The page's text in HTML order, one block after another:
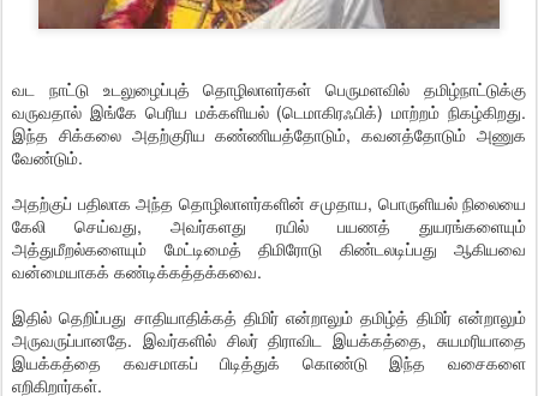
வட நாட்டு உடலுழைப்புத் தொழிலாளர்கள் பெருமளவில் தமிழ்நாட்டுக்கு
வருவதால் இங்கே பெரிய மக்களியல் (டெமாகிரஃபிக்) மாற்றம் நிகழ்கிறது.
இந்த சிக்கலை அதற்குரிய கண்ணியத்தோடும், கவனத்தோடும் அணுக
வேண்டும்.
அதற்குப் பதிலாக அந்த தொழிலாளர்களின் சமுதாய, பொருளியல் நிலையை
கேலி செய்வது, அவர்களது ரயில் பயணத் துயரங்களையும்
அத்துமீறல்களையும் மேட்டிமைத் திமிரோடு கிண்டலடிப்பது ஆகியவை
வன்மையாகக் கண்டிக்கத்தக்கவை.
இதில் தெறிப்பது சாதியாதிக்கத் திமிர் என்றாலும் தமிழ்த் திமிர் என்றாலும்
அருவருப்பானதே. இவர்களில் சிலர் திராவிட இயக்கத்தை, சுயமரியாதை
இயக்கத்தை கவசமாகப் பிடித்துக் கொண்டு இந்த வசைகளை
எறிகிறார்கள்.